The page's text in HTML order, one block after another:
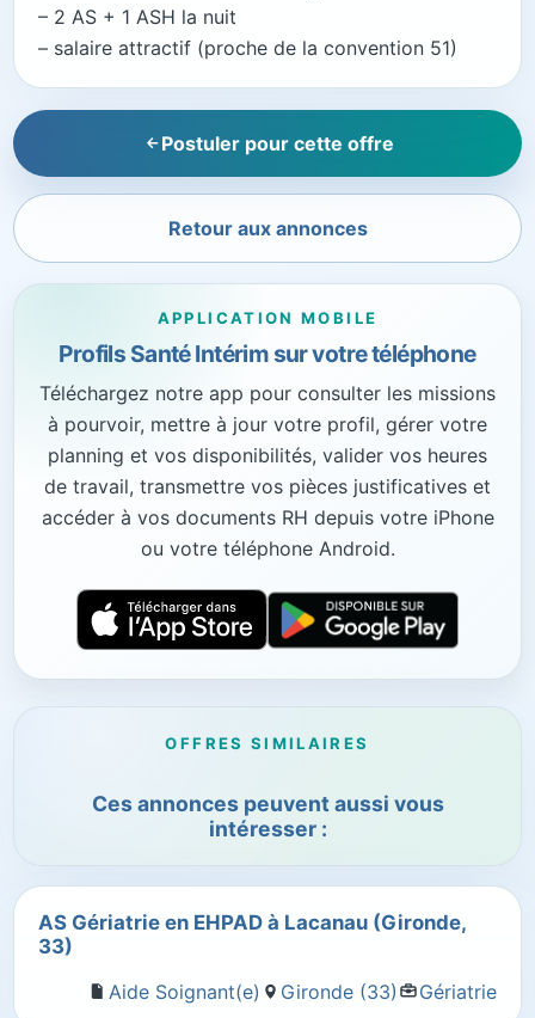
– 2 AS + 1 ASH la nuit
– salaire attractif (proche de la convention 51)
Postuler pour cette offre
Retour aux annonces
APPLICATION MOBILE
Profils Santé Intérim sur votre téléphone
Téléchargez notre app pour consulter les missions
à pourvoir, mettre à jour votre profil, gérer votre
planning et vos disponibilités, valider vos heures
de travail, transmettre vos pièces justificatives et
accéder à vos documents RH depuis votre iPhone
ou votre téléphone Android.
OFFRES SIMILAIRES
Ces annonces peuvent aussi vous
intéresser :
AS Gériatrie en EHPAD à Lacanau (Gironde,
33)
Aide Soignant(e)
Gironde (33) Gériatrie